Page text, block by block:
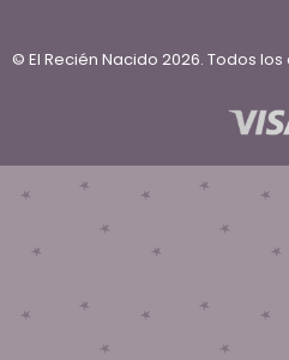
© El Recién Nacido 2026. Todos